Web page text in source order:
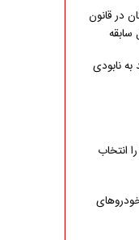
در قانون
به نابودی
انتخاب
خودروهای